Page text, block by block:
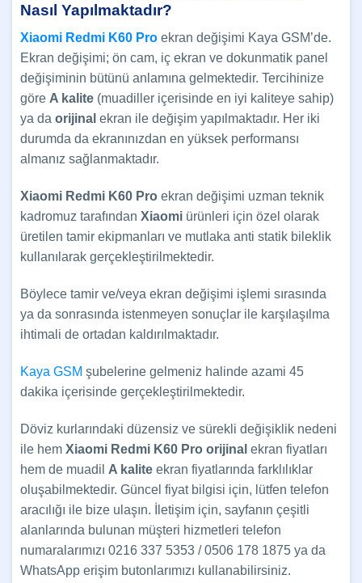
Nasıl Yapılmaktadır?
Xiaomi Redmi K60 Pro ekran değişimi Kaya GSM’de.
Ekran değişimi; ön cam, iç ekran ve dokunmatik panel
değişiminin bütünü anlamına gelmektedir. Tercihinize
göre A kalite (muadiller içerisinde en iyi kaliteye sahip)
ya da orijinal ekran ile değişim yapılmaktadır. Her iki
durumda da ekranınızdan en yüksek performansı
almanız sağlanmaktadır.
Xiaomi Redmi K60 Pro ekran değişimi uzman teknik
kadromuz tarafından Xiaomi ürünleri için özel olarak
üretilen tamir ekipmanları ve mutlaka anti statik bileklik
kullanılarak gerçekleştirilmektedir.
Böylece tamir ve/veya ekran değişimi işlemi sırasında
ya da sonrasında istenmeyen sonuçlar ile karşılaşılma
ihtimali de ortadan kaldırılmaktadır.
Kaya GSM şubelerine gelmeniz halinde azami 45
dakika içerisinde gerçekleştirilmektedir.
Döviz kurlarındaki düzensiz ve sürekli değişiklik nedeni
ile hem Xiaomi Redmi K60 Pro orijinal ekran fiyatları
hem de muadil A kalite ekran fiyatlarında farklılıklar
oluşabilmektedir. Güncel fiyat bilgisi için, lütfen telefon
aracılığı ile bize ulaşın. İletişim için, sayfanın çeşitli
alanlarında bulunan müşteri hizmetleri telefon
numaralarımızı 0216 337 5353 / 0506 178 1875 ya da
WhatsApp erişim butonlarımızı kullanabilirsiniz.